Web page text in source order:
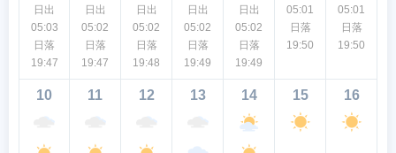
日出
05:03
日落
19:47
日出
05:02
日落
19:47
日出
05:02
日落
19:48
日出
05:02
日落
19:49
日出
05:02
日落
19:49
05:01
日落
19:50
05:01
日落
19:50
10 11 12 13 14 15 16